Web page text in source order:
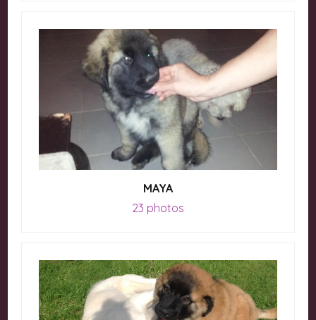
MAYA
23 photos